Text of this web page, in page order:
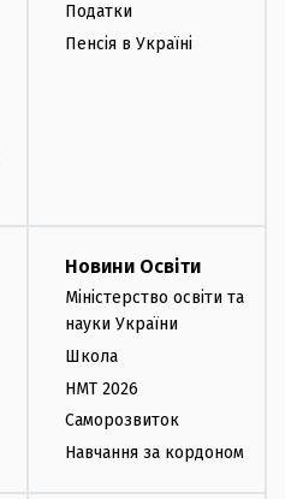
Податки
Пенсія в Україні
Новини Освіти
Міністерство освіти та
науки України
Школа
НМТ 2026
Саморозвиток
Навчання за кордоном